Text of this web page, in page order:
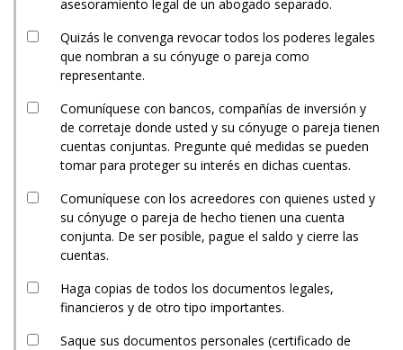
asesoramiento legal de un abogado separado.
Quizás le convenga revocar todos los poderes legales
que nombran a su cónyuge o pareja como
representante.
Comuníquese con bancos, compañías de inversión y
de corretaje donde usted y su cónyuge o pareja tienen
cuentas conjuntas. Pregunte qué medidas se pueden
tomar para proteger su interés en dichas cuentas.
Comuníquese con los acreedores con quienes usted y
su cónyuge o pareja de hecho tienen una cuenta
conjunta. De ser posible, pague el saldo y cierre las
cuentas.
Haga copias de todos los documentos legales,
financieros y de otro tipo importantes.
Saque sus documentos personales (certificado de